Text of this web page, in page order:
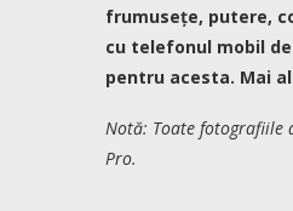
frumusețe, putere,
cu telefonul mobil
pentru acesta. Mai
Notă: Toate fotografiile
Pro.